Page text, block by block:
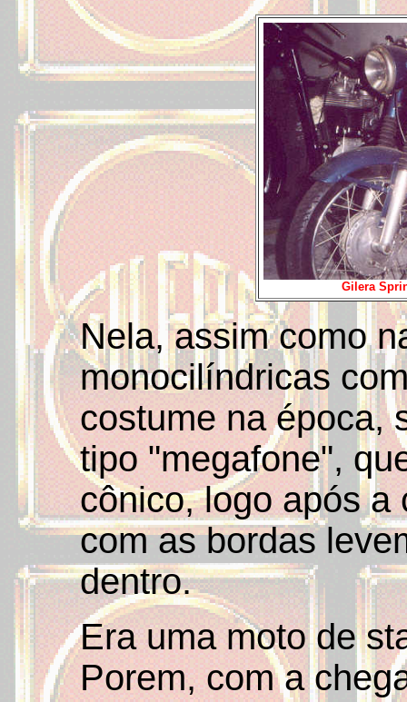
Gilera
Nela, assim como
monocilíndricas
costume na época,
tipo "megafone",
cônico, logo após a
com as bordas
dentro.
Era uma moto de
Porem, com a